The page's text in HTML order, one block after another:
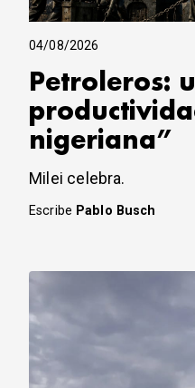
04/08/2026
Petroleros:
nigeriana”
Milei celebra.
Escribe Pablo Busch